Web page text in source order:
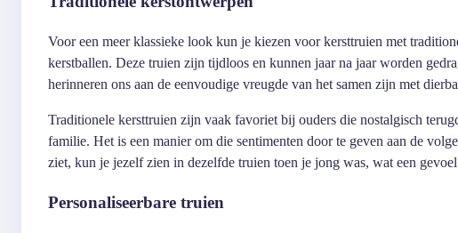
Voor een meer klassieke look kun je kiezen voor kersttruien met
kerstballen. Deze truien zijn tijdloos en kunnen jaar na jaar worden
herinneren ons aan de eenvoudige vreugde van het samen zijn met
Traditionele kersttruien zijn vaak favoriet bij ouders die nostalgisch
familie. Het is een manier om die sentimenten door te geven aan de
ziet, kun je jezelf zien in dezelfde truien toen je jong was, wat een
Personaliseerbare truien